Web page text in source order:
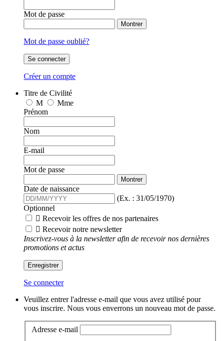
Mot de passe
Montrer
Mot de passe oublié?
Se connecter
Créer un compte
Titre de Civilité
M
Mme
Prénom
Nom
E-mail
Mot de passe
Montrer
Date de naissance
(Ex. : 31/05/1970)
Optionnel
 Recevoir les offres de nos partenaires
 Recevoir notre newsletter
Inscrivez-vous à la newsletter afin de recevoir nos dernières
promotions et actus
Enregistrer
Se connecter
Veuillez entrer l'adresse e-mail que vous avez utilisé pour
vous inscrire. Nous vous enverrons un nouveau mot de passe.
Adresse e-mail